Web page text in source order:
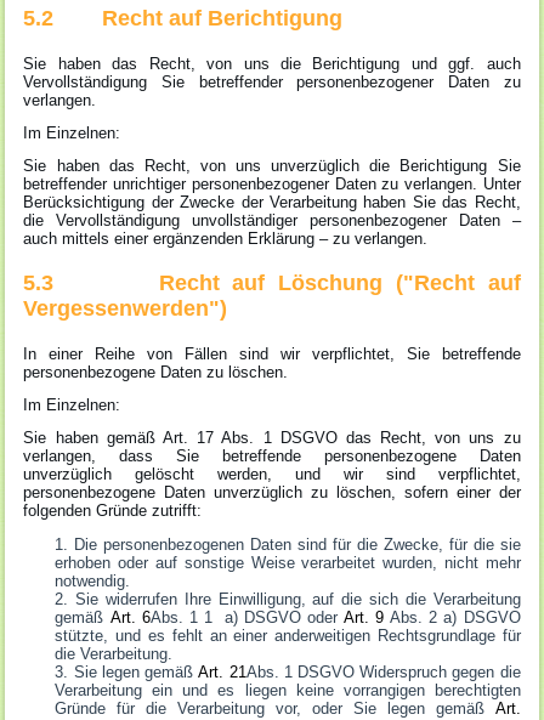
5.2 Recht auf Berichtigung
Sie haben das Recht, von uns die Berichtigung und ggf. auch
Vervollständigung Sie betreffender personenbezogener Daten zu
verlangen.
Im Einzelnen:
Sie haben das Recht, von uns unverzüglich die Berichtigung Sie
betreffender unrichtiger personenbezogener Daten zu verlangen. Unter
Berücksichtigung der Zwecke der Verarbeitung haben Sie das Recht,
die Vervollständigung unvollständiger personenbezogener Daten –
auch mittels einer ergänzenden Erklärung – zu verlangen.
5.3 Recht auf Löschung ("Recht auf
Vergessenwerden")
In einer Reihe von Fällen sind wir verpflichtet, Sie betreffende
personenbezogene Daten zu löschen.
Im Einzelnen:
Sie haben gemäß Art. 17 Abs. 1 DSGVO das Recht, von uns zu
verlangen, dass Sie betreffende personenbezogene Daten
unverzüglich gelöscht werden, und wir sind verpflichtet,
personenbezogene Daten unverzüglich zu löschen, sofern einer der
folgenden Gründe zutrifft:
Die personenbezogenen Daten sind für die Zwecke, für die sie
erhoben oder auf sonstige Weise verarbeitet wurden, nicht mehr
notwendig.
Sie widerrufen Ihre Einwilligung, auf die sich die Verarbeitung
gemäß Art. 6Abs. 1 1 a) DSGVO oderArt. 9 Abs. 2 a) DSGVO
stützte, und es fehlt an einer anderweitigen Rechtsgrundlage für
die Verarbeitung.
Sie legen gemäßArt. 21Abs. 1 DSGVO Widerspruch gegen die
Verarbeitung ein und es liegen keine vorrangigen berechtigten
Gründe für die Verarbeitung vor, oder Sie legen gemäß Art.